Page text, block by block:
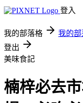
登入
我的部落格 我的
登出
美味食記
楠梓必去